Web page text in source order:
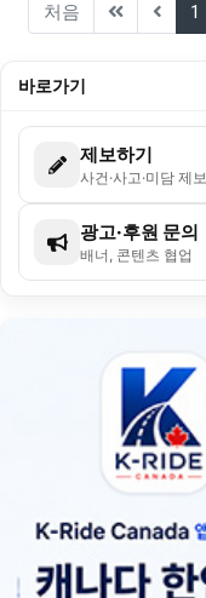
처음 1
바로가기
제보하기
사건·사고·미담 제보
광고·후원 문의
배너, 콘텐츠 협업